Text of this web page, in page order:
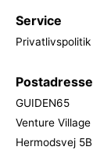
Service
Privatlivspolitik
Postadresse
GUIDEN65
Venture Village
Hermodsvej 5B